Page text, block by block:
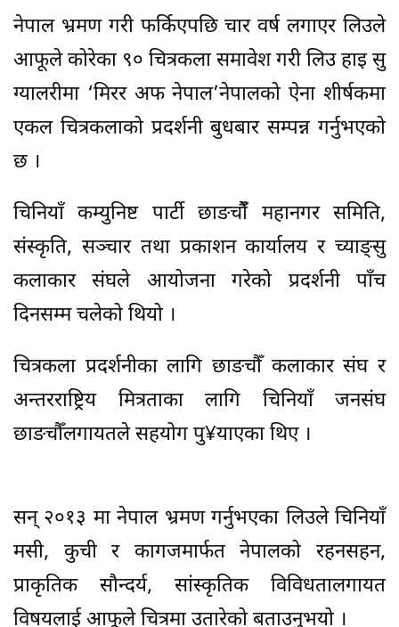
नेपाल भ्रमण गरी फर्किएपछि चार वर्ष लगाएर लिउले
आफूले कोरेका ९० चित्रकला समावेश गरी लिउ हाइ सु
ग्यालरीमा ‘मिरर अफ नेपाल’नेपालको ऐना शीर्षकमा
एकल चित्रकलाको प्रदर्शनी बुधबार सम्पन्न गर्नुभएको
छ ।
चिनियाँ कम्युनिष्ट पार्टी छाङचौंँ महानगर समिति,
संस्कृति, सञ्चार तथा प्रकाशन कार्यालय र च्याङ्सु
कलाकार संघले आयोजना गरेको प्रदर्शनी पाँच
दिनसम्म चलेको थियो ।
चित्रकला प्रदर्शनीका लागि छाङचौँ कलाकार संघ र
अन्तरराष्ट्रिय मित्रताका लागि चिनियाँ जनसंघ
छाङचौँलगायतले सहयोग पु¥याएका थिए ।
सन् २०१३ मा नेपाल भ्रमण गर्नुभएका लिउले चिनियाँ
मसी, कुची र कागजमार्फत नेपालको रहनसहन,
प्राकृतिक सौन्दर्य, सांस्कृतिक विविधतालगायत
विषयलाई आफूले चित्रमा उतारेको बताउनुभयो ।